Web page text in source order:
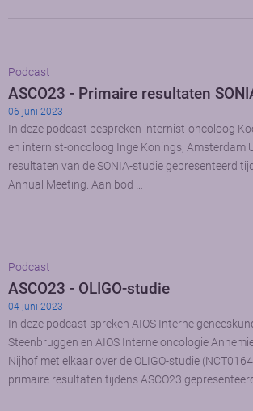
Podcast
ASCO23 - Primaire resultaten
06 juni 2023
In deze podcast bespreken internist-oncoloog
en internist-oncoloog Inge Konings, Amsterdam
resultaten van de SONIA-studie gepresenteerd
Annual Meeting. Aan bod …
Podcast
ASCO23 - OLIGO-studie
04 juni 2023
In deze podcast spreken AIOS Interne
Steenbruggen en AIOS Interne oncologie
Nijhof met elkaar over de OLIGO-studie
primaire resultaten tijdens ASCO23